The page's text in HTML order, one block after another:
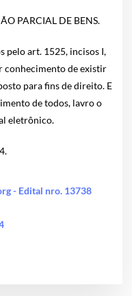
PARCIAL DE BENS.
pelo art. 1525, incisos I,
conhecimento de existir
para fins de direito. E
de todos, lavro o
eletrônico.
- Edital nro. 13738